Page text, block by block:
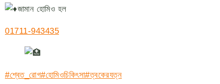
জামান হোমিও হল
01711-943435
#শ্বেত_রোগ#হোমিওচিকিৎসা#ত্বকেরযত্ন